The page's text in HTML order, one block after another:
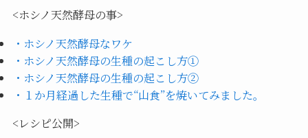
<ホシノ天然酵母の事>
・ホシノ天然酵母なワケ
・ホシノ天然酵母の生種の起こし方①
・ホシノ天然酵母の生種の起こし方②
・１か月経過した生種で“山食”を焼いてみました。
<レシピ公開>